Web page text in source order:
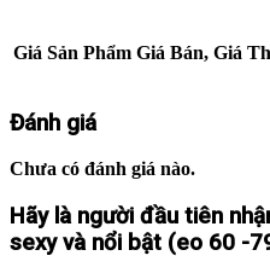
Giá Sản Phẩm Giá Bán, Giá
Đánh giá
Chưa có đánh giá nào.
Hãy là người đầu tiên
sexy và nổi bật (eo 60 -